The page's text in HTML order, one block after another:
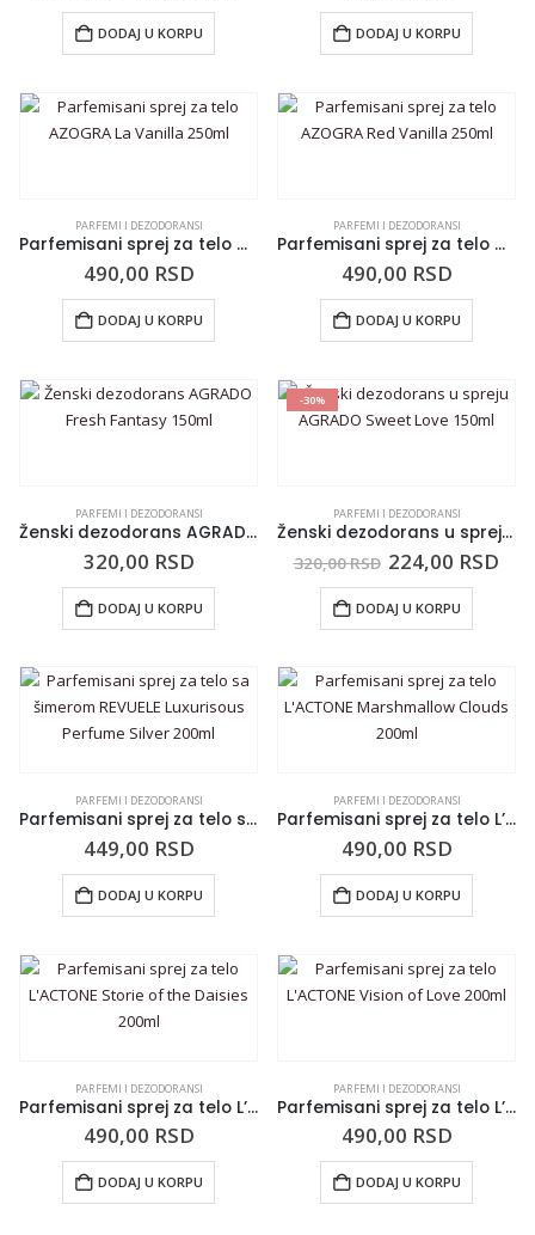
DODAJ U KORPU DODAJ U KORPU
PARFEMI I DEZODORANSI
Parfemisani sprej za telo AZOGRA La Vanilla 250ml
490,00 RSD
DODAJ U KORPU
PARFEMI I DEZODORANSI
Parfemisani sprej za telo AZOGRA Red Vanilla 250ml
490,00 RSD
DODAJ U KORPU
PARFEMI I DEZODORANSI
Ženski dezodorans AGRADO Fresh Fantasy 150ml
320,00 RSD
DODAJ U KORPU
-30%
PARFEMI I DEZODORANSI
Ženski dezodorans u spreju AGRADO Sweet Love 150ml
320,00RSD 224,00 RSD
DODAJ U KORPU
PARFEMI I DEZODORANSI
Parfemisani sprej za telo sa šimerom REVUELE Luxurisous Perfume Silver 200ml
449,00 RSD
DODAJ U KORPU
PARFEMI I DEZODORANSI
Parfemisani sprej za telo L’ACTONE Marshmallow Clouds 200ml
490,00 RSD
DODAJ U KORPU
PARFEMI I DEZODORANSI
Parfemisani sprej za telo L’ACTONE Storie of the Daisies 200ml
490,00 RSD
DODAJ U KORPU
PARFEMI I DEZODORANSI
Parfemisani sprej za telo L’ACTONE Vision of Love 200ml
490,00 RSD
DODAJ U KORPU